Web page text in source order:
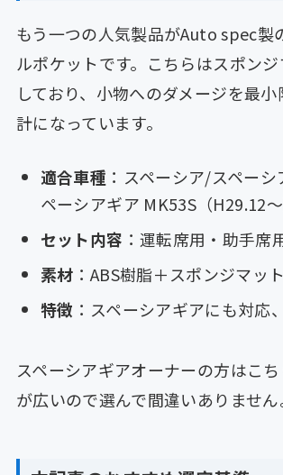
もう一つの人気製品がAuto spec製
ルポケットです。こちらはスポン
しており、小物へのダメージを最
計になっています。
適合車種 ：スペーシア/スペー
ペーシアギア MK53S（H29.12〜
セット内容 ：運転席用・助手席
素材 ：ABS樹脂＋スポンジマット
特徴 ：スペーシアギアにも対応
スペーシアギアオーナーの方はこ
が広いので選んで間違いありません